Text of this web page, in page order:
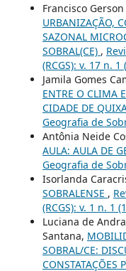
Francisco
URBANIZAÇÃO,
SAZONAL
SOBRAL(CE) ,
(RCGS): v. 17 n.
Jamila Gomes
ENTRE O CLIMA
CIDADE DE
Geografia de
Antônia Neide
AULA: AULA DE
Geografia de
Isorlanda
SOBRALENSE ,
(RCGS): v. 1 n. 1
Luciana de
Santana,
SOBRAL/CE:
CONSTATAÇÕES